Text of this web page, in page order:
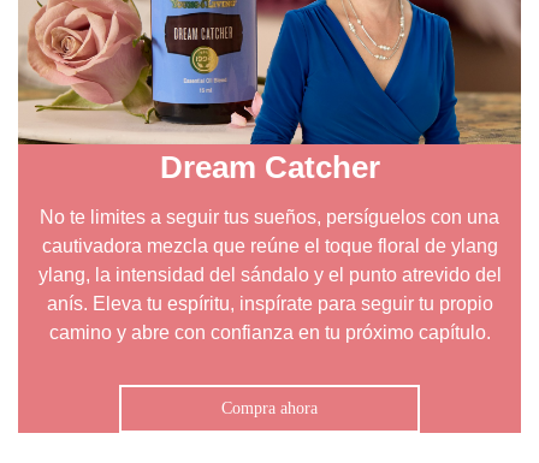
Dream Catcher
No te limites a seguir tus sueños, persíguelos con una
cautivadora mezcla que reúne el toque floral de ylang
ylang, la intensidad del sándalo y el punto atrevido del
anís. Eleva tu espíritu, inspírate para seguir tu propio
camino y abre con confianza en tu próximo capítulo.
Compra ahora